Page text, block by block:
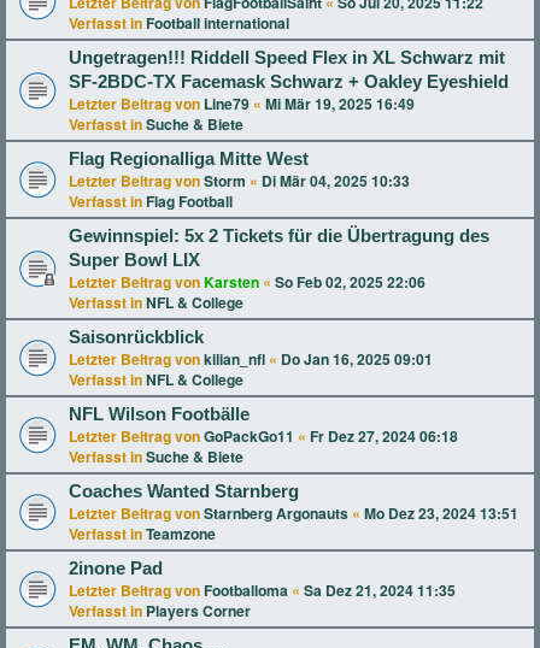
Verfasst in Football international
Ungetragen!!! Riddell Speed Flex in XL Schwarz mit
SF-2BDC-TX Facemask Schwarz + Oakley Eyeshield
Letzter Beitrag von Line79 « Mi Mär 19, 2025 16:49
Verfasst inSuche & Biete
Flag Regionalliga Mitte West
Letzter Beitrag vonStorm « Di Mär 04, 2025 10:33
Verfasst in Flag Football
Gewinnspiel: 5x 2 Tickets für die Übertragung des
Super Bowl LIX
Letzter Beitrag vonKarsten « So Feb 02, 2025 22:06
Verfasst inNFL & College
Saisonrückblick
Letzter Beitrag vonkilian_nfl « Do Jan 16, 2025 09:01
Verfasst inNFL & College
NFL Wilson Footbälle
Letzter Beitrag vonGoPackGo11 « Fr Dez 27, 2024 06:18
Verfasst inSuche & Biete
Coaches Wanted Starnberg
Letzter Beitrag vonStarnberg Argonauts « Mo Dez 23, 2024 13:51
Verfasst inTeamzone
2inone Pad
Letzter Beitrag von Footballoma « Sa Dez 21, 2024 11:35
Verfasst in Players Corner